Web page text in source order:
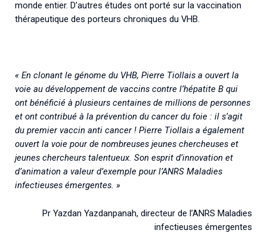
monde entier. D’autres études ont porté sur la vaccination
thérapeutique des porteurs chroniques du VHB.
« En clonant le génome du VHB, Pierre Tiollais a ouvert la
voie au développement de vaccins contre l’hépatite B qui
ont bénéficié à plusieurs centaines de millions de personnes
et ont contribué à la prévention du cancer du foie : il s’agit
du premier vaccin anti cancer ! Pierre Tiollais a également
ouvert la voie pour de nombreuses jeunes chercheuses et
jeunes chercheurs talentueux. Son esprit d’innovation et
d’animation a valeur d’exemple pour l’ANRS Maladies
infectieuses émergentes. »
Pr Yazdan Yazdanpanah, directeur de l’ANRS Maladies
infectieuses émergentes